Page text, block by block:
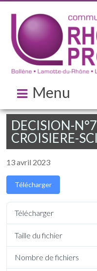
Menu
DECISION-
CROISIERE-
13 avril 2023
Télécharger
Télécharger
Taille du fichier
Nombre de fichiers